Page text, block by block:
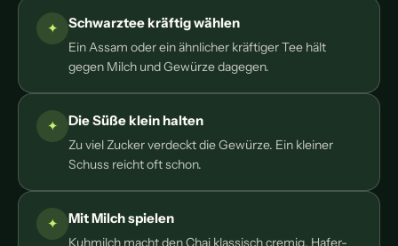
Schwarztee kräftig wählen
Ein Assam oder ein ähnlicher kräftiger Tee hält
gegen Milch und Gewürze dagegen.
Die Süße klein halten
Zu viel Zucker verdeckt die Gewürze. Ein kleiner
Schuss reicht oft schon.
Mit Milch spielen
Kuhmilch macht den Chai klassisch cremig, Hafer-